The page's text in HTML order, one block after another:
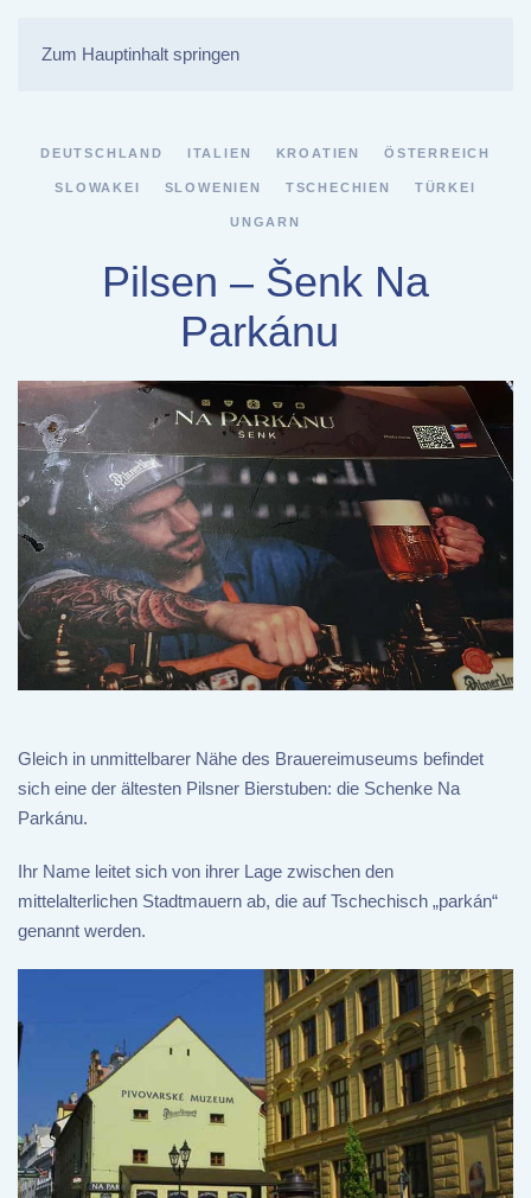
Zum Hauptinhalt springen
DEUTSCHLAND ITALIEN KROATIEN ÖSTERREICH
SLOWAKEI SLOWENIEN TSCHECHIEN TÜRKEI
UNGARN
Pilsen – Šenk Na
Parkánu
Gleich in unmittelbarer Nähe des Brauereimuseums befindet
sich eine der ältesten Pilsner Bierstuben: die Schenke Na
Parkánu.
Ihr Name leitet sich von ihrer Lage zwischen den
mittelalterlichen Stadtmauern ab, die auf Tschechisch „parkán“
genannt werden.